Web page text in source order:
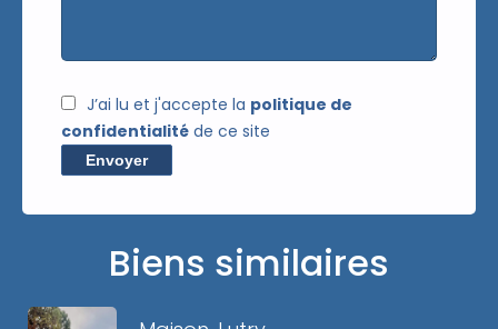
J’ai lu et j'accepte la politique de
confidentialité de ce site
Envoyer
Biens similaires